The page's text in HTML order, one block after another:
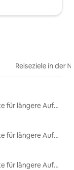
Reiseziele in der
Unterkünfte für längere Aufenthalte
Unterkünfte für längere Aufenthalte
Unterkünfte für längere Aufenthalte